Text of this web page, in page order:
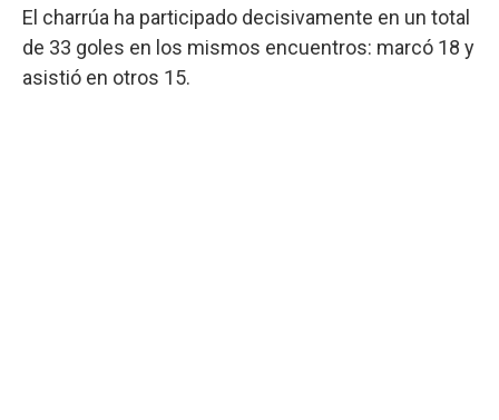
El charrúa ha participado decisivamente en un total
de 33 goles en los mismos encuentros: marcó 18 y
asistió en otros 15.